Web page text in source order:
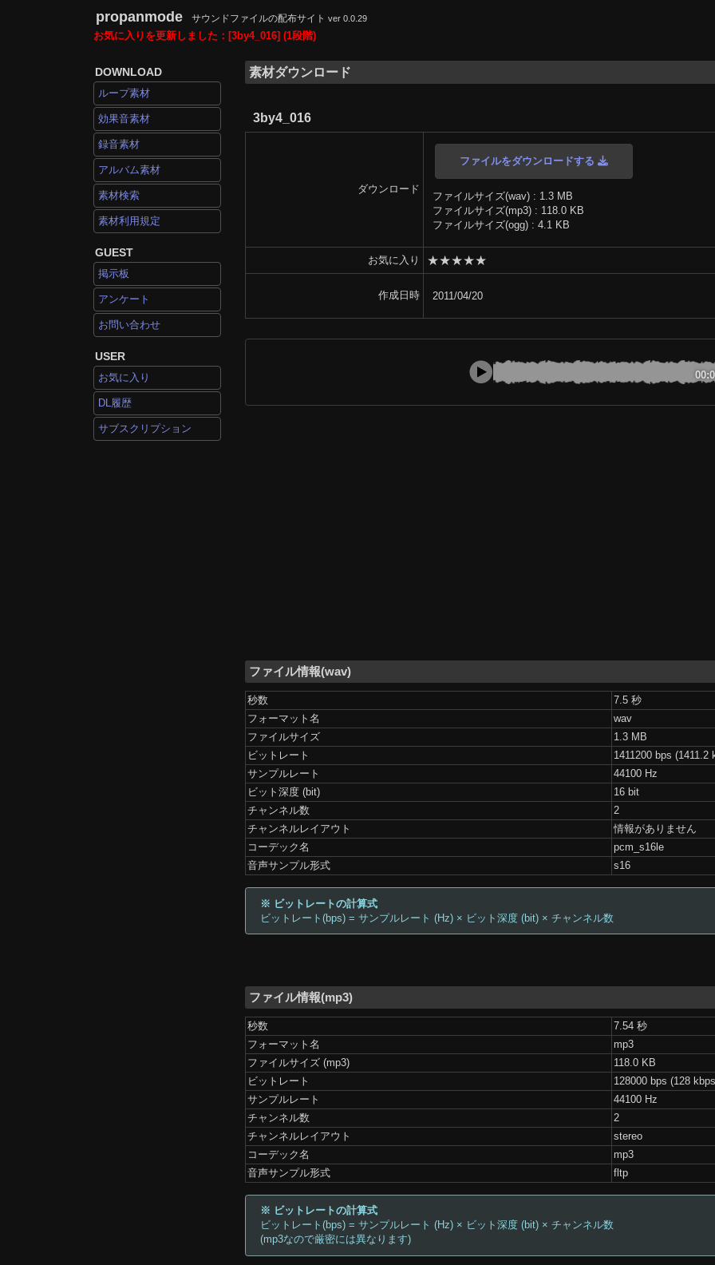
propanmode サウンドファイルの配布サイト ver 0.0.29
お気に入りを更新しました：[3by4_016] (1段階)
DOWNLOAD
ループ素材
効果音素材
録音素材
アルバム素材
素材検索
素材利用規定
GUEST
掲示板
アンケート
お問い合わせ
USER
お気に入り
DL履歴
サブスクリプション
素材ダウンロード
3by4_016
ダウンロード
ファイルをダウンロードする
ファイルサイズ(wav) : 1.3 MB
ファイルサイズ(mp3) : 118.0 KB
ファイルサイズ(ogg) : 4.1 KB
お気に入り ★★★★★
作成日時 2011/04/20
ファイル情報(wav)
秒数
7.5 秒
フォーマット名
wav
ファイルサイズ
1.3 MB
ビットレート
1411200 bps (1411.2
サンプルレート
44100 Hz
ビット深度 (bit)
16 bit
チャンネル数
2
チャンネルレイアウト
情報がありません
コーデック名
pcm_s16le
音声サンプル形式
s16
※ ビットレートの計算式
ビットレート(bps) = サンプルレート (Hz) × ビット深度 (bit) × チャンネル数
ファイル情報(mp3)
秒数
7.54 秒
フォーマット名
mp3
ファイルサイズ (mp3)
118.0 KB
ビットレート
128000 bps (128
サンプルレート
44100 Hz
チャンネル数
2
チャンネルレイアウト
stereo
コーデック名
mp3
音声サンプル形式
fltp
※ ビットレートの計算式
ビットレート(bps) = サンプルレート (Hz) × ビット深度 (bit) × チャンネル数
(mp3なので厳密には異なります)